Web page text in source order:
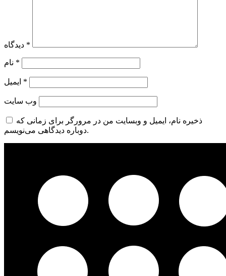
*
*
*
وب‌ سایت
ذخیره نام، ایمیل و وبسایت من در مرورگر برای زمانی که
دوباره دیدگاهی می‌نویسم.